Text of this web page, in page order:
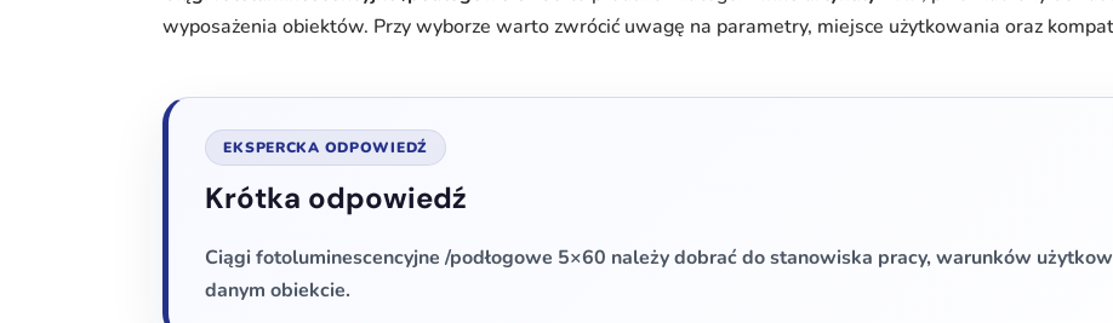
wyposażenia obiektów. Przy wyborze warto zwrócić uwagę na parametry, miejsce użytkowania oraz
EKSPERCKA ODPOWIEDŹ
Krótka odpowiedź
Ciągi fotoluminescencyjne /podłogowe 5×60 należy dobrać do stanowiska pracy, warunków
danym obiekcie.